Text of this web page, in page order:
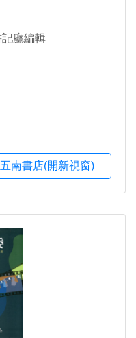
廳編輯
五南書店(開新視窗)